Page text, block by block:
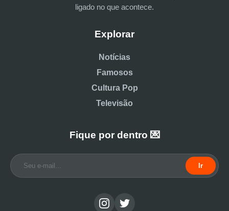
ligado no que acontece.
Explorar
Notícias
Famosos
Cultura Pop
Televisão
Fique por dentro 💌
Ir